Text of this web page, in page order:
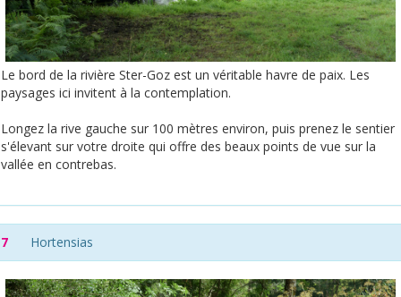
Le bord de la rivière Ster-Goz est un véritable havre de paix. Les
paysages ici invitent à la contemplation.
Longez la rive gauche sur 100 mètres environ, puis prenez le sentier
s'élevant sur votre droite qui offre des beaux points de vue sur la
vallée en contrebas.
7 Hortensias